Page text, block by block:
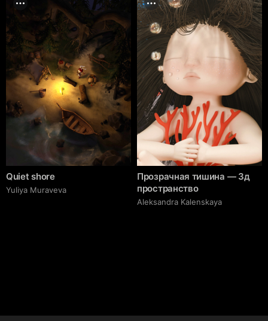
Quiet shore
Yuliya Muraveva
Прозрачная тишина — 3д
пространство
Aleksandra Kalenskaya